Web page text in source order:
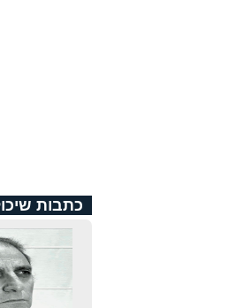
כתבות